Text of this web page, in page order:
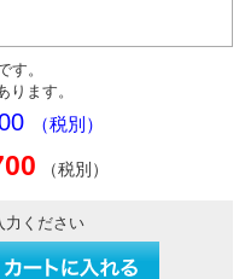
す。
ます。
（税別）
（税別）
力ください